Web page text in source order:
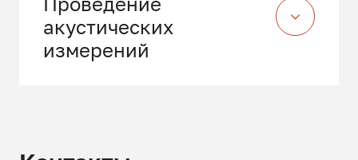
строительства
Проектирование помещений с
учетом требований
архитектурной акустики
акустических
измерений